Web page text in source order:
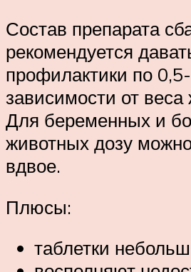
Состав препарата
рекомендуется
профилактики по
зависимости от веса
Для беременных и
животных дозу
вдвое.
Плюсы:
таблетки